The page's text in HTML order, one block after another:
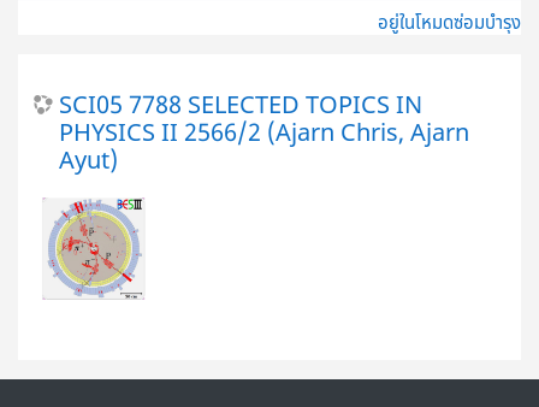
อยู่ในโหมดซ่อมบำรุง
SCI05 7788 SELECTED TOPICS IN
PHYSICS II 2566/2 (Ajarn Chris, Ajarn
Ayut)